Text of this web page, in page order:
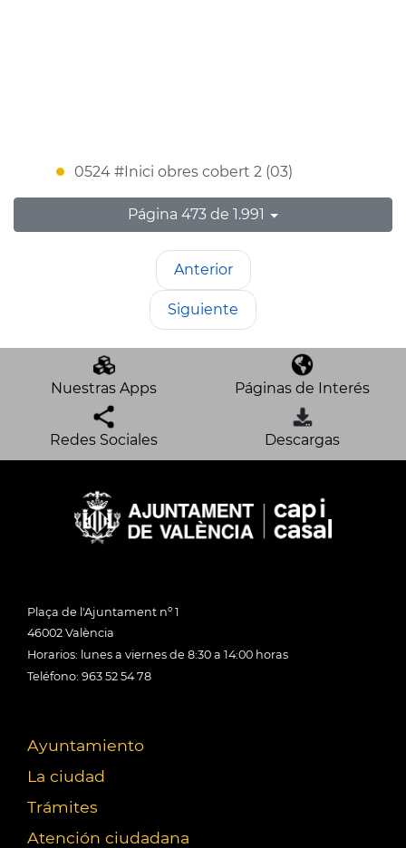
0524 #Inici obres cobert 2 (03)
Página 473 de 1.991
Anterior
Siguiente
Nuestras Apps Páginas de Interés
Redes Sociales Descargas
Plaça de l'Ajuntament nº 1
46002 València
Horarios: lunes a viernes de 8:30 a 14:00 horas
Teléfono: 963 52 54 78
Ayuntamiento
La ciudad
Trámites
Atención ciudadana